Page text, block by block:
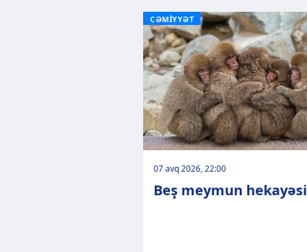
CƏMİYYƏT
07 avq 2026, 22:00
Beş meymun hekayəsi